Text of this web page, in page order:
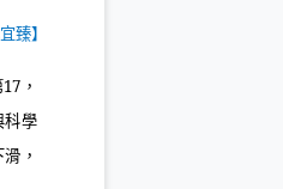
臻】
17 ，
科學
，